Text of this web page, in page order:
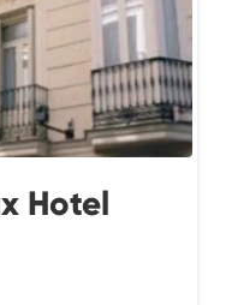
Hotel